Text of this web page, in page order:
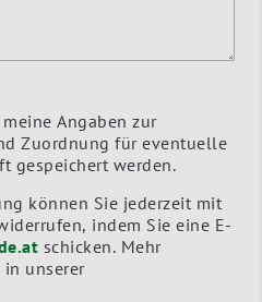
Angaben zur
Zuordnung für eventuelle
gespeichert werden.
können Sie jederzeit mit
indem Sie eine E-
unserer